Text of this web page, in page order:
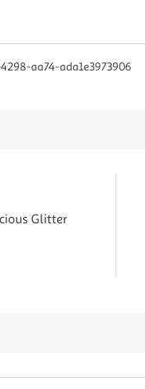
aa74-ada1e3973906
Glitter